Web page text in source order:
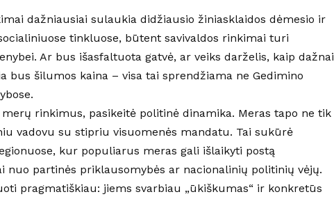
dažniausiai sulaukia didžiausio žiniasklaidos dėmesio ir
tinkluose, būtent savivaldos rinkimai turi
Ar bus išasfaltuota gatvė, ar veiks darželis, kaip dažnai
bus šilumos kaina – visa tai sprendžiama ne Gedimino
rinkimus, pasikeitė politinė dinamika. Meras tapo ne tik
vadovu su stipriu visuomenės mandatu. Tai sukūrė
kur populiarus meras gali išlaikyti postą
nuo partinės priklausomybės ar nacionalinių politinių vėjų.
pragmatiškiau: jiems svarbiau „ūkiškumas“ ir konkretūs